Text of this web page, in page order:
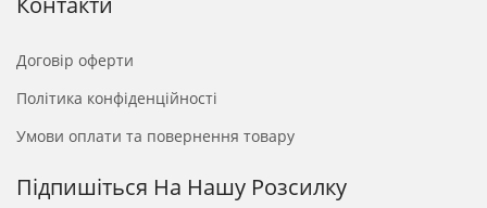
Договір оферти
Політика конфіденційності
Умови оплати та повернення товару
Підпишіться На Нашу Розсилку